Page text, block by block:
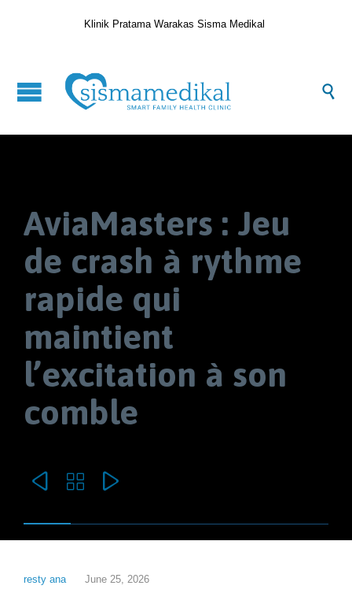
Klinik Pratama Warakas Sisma Medikal

AviaMasters : Jeu
de crash à rythme
rapide qui
maintient
l’excitation à son
comble
  
resty ana June 25, 2026